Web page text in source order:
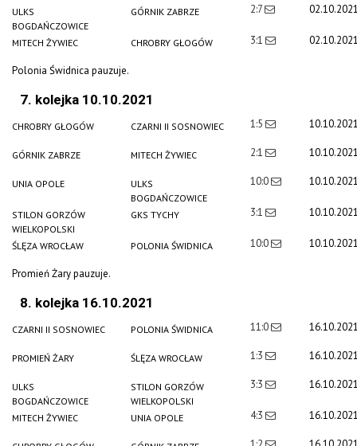
ULKS
BOGDAŃCZOWICE
GÓRNIK ZABRZE 2:7
MITECH ŻYWIEC CHROBRY GŁOGÓW 3:1
Polonia Świdnica pauzuje.
7. kolejka 10.10.2021
CHROBRY GŁOGÓW CZARNI II SOSNOWIEC 1:5
GÓRNIK ZABRZE MITECH ŻYWIEC 2:1
UNIA OPOLE
ULKS
BOGDAŃCZOWICE
10:0
STILON GORZÓW
WIELKOPOLSKI
GKS TYCHY 3:1
ŚLĘZA WROCŁAW POLONIA ŚWIDNICA 10:0
Promień Żary pauzuje.
8. kolejka 16.10.2021
CZARNI II SOSNOWIEC POLONIA ŚWIDNICA 11:0
PROMIEŃ ŻARY ŚLĘZA WROCŁAW 1:3
ULKS
BOGDAŃCZOWICE
STILON GORZÓW
WIELKOPOLSKI
3:3
MITECH ŻYWIEC UNIA OPOLE 4:3